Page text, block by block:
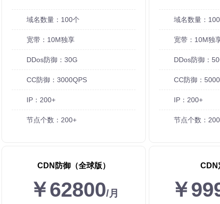
域名数量：100个
宽带：10M独享
DDos防御：30G
CC防御：3000QPS
IP：200+
节点个数：200+
域名数量：
宽带：10M独
DDos防御：
CC防御：
IP：200+
节点个数：
CDN防御（全球版）
￥62800/月
CDN
￥